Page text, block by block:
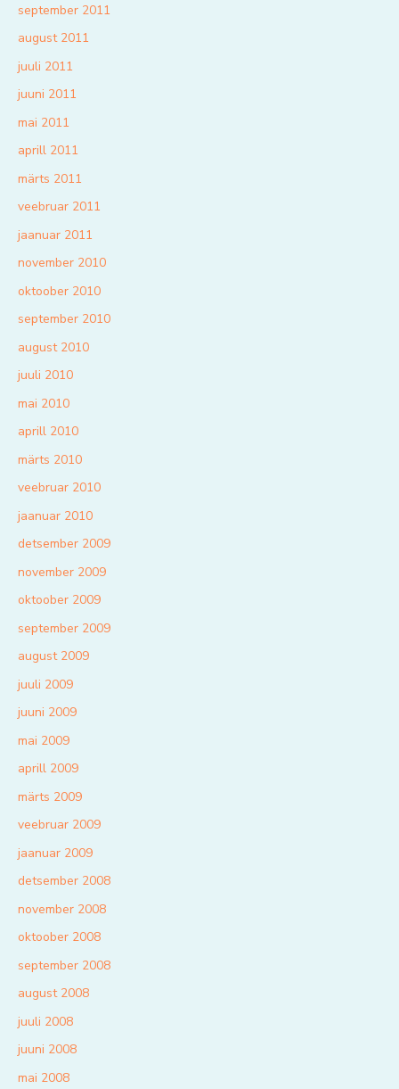
september 2011
august 2011
juuli 2011
juuni 2011
mai 2011
aprill 2011
märts 2011
veebruar 2011
jaanuar 2011
november 2010
oktoober 2010
september 2010
august 2010
juuli 2010
mai 2010
aprill 2010
märts 2010
veebruar 2010
jaanuar 2010
detsember 2009
november 2009
oktoober 2009
september 2009
august 2009
juuli 2009
juuni 2009
mai 2009
aprill 2009
märts 2009
veebruar 2009
jaanuar 2009
detsember 2008
november 2008
oktoober 2008
september 2008
august 2008
juuli 2008
juuni 2008
mai 2008